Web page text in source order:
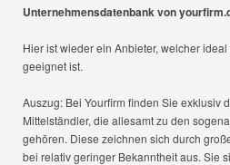
Unternehmensdatenbank von
Hier ist wieder ein Anbieter, welcher
geeignet ist.
Auszug: Bei Yourfirm finden Sie exklusiv
Mittelständler, die allesamt zu den
gehören. Diese zeichnen sich durch
bei relativ geringer Bekanntheit aus. Sie